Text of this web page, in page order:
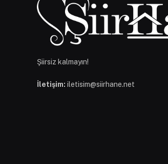
Şiirsiz kalmayın!
İletişim: iletisim@siirhane.net